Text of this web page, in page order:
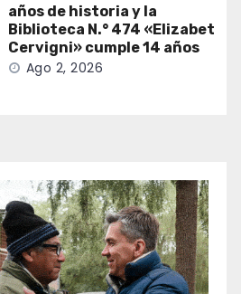
años de historia y la
Biblioteca N.° 474 «Elizabet
Cervigni» cumple 14 años
Ago 2, 2026